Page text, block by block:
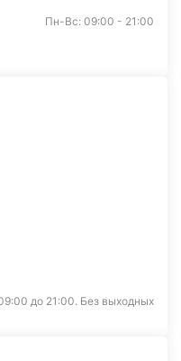
Пн-Вс: 09:00 - 21:00
до 21:00. Без выходных